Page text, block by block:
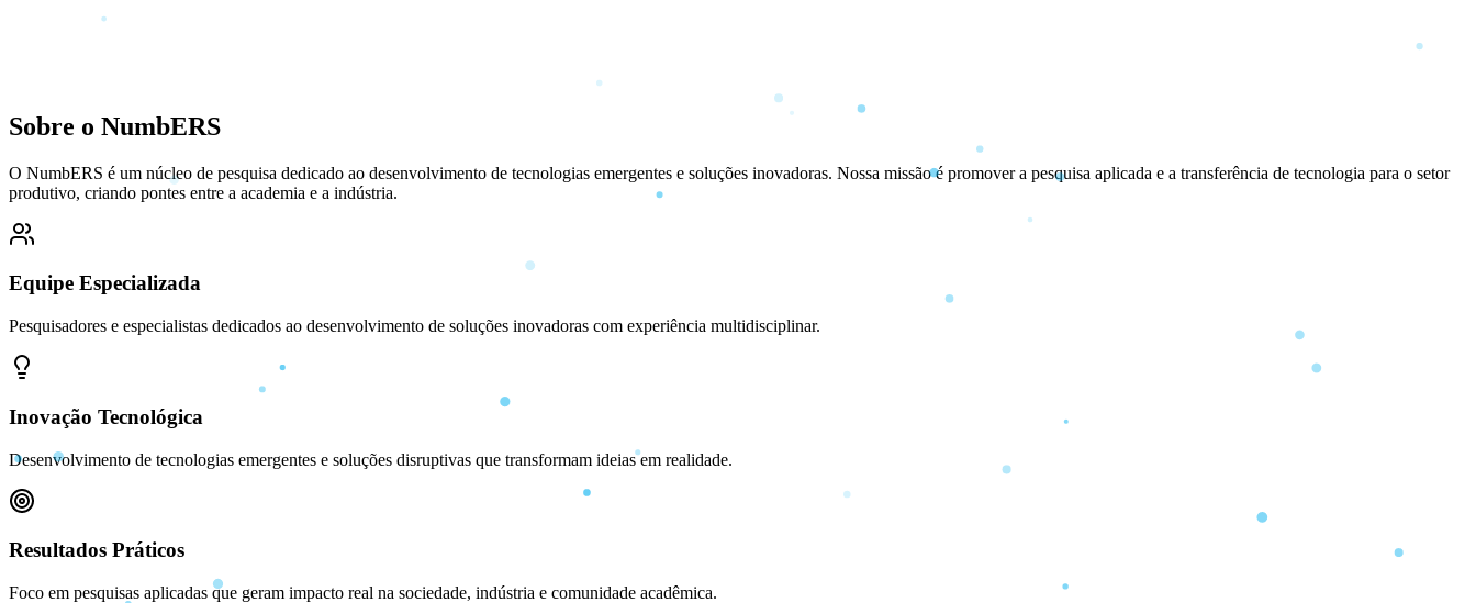
Sobre o NumbERS
O NumbERS é um núcleo de pesquisa dedicado ao desenvolvimento de tecnologias emergentes e soluções inovadoras. Nossa missão é promover a pesquisa aplicada e a transferência de tecnologia para o setor
produtivo, criando pontes entre a academia e a indústria.
Equipe Especializada
Pesquisadores e especialistas dedicados ao desenvolvimento de soluções inovadoras com experiência multidisciplinar.
Inovação Tecnológica
Desenvolvimento de tecnologias emergentes e soluções disruptivas que transformam ideias em realidade.
Resultados Práticos
Foco em pesquisas aplicadas que geram impacto real na sociedade, indústria e comunidade acadêmica.